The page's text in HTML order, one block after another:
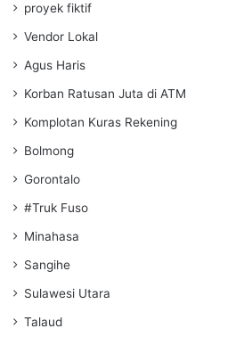
proyek fiktif
Vendor Lokal
Agus Haris
Korban Ratusan Juta di ATM
Komplotan Kuras Rekening
Bolmong
Gorontalo
#Truk Fuso
Minahasa
Sangihe
Sulawesi Utara
Talaud